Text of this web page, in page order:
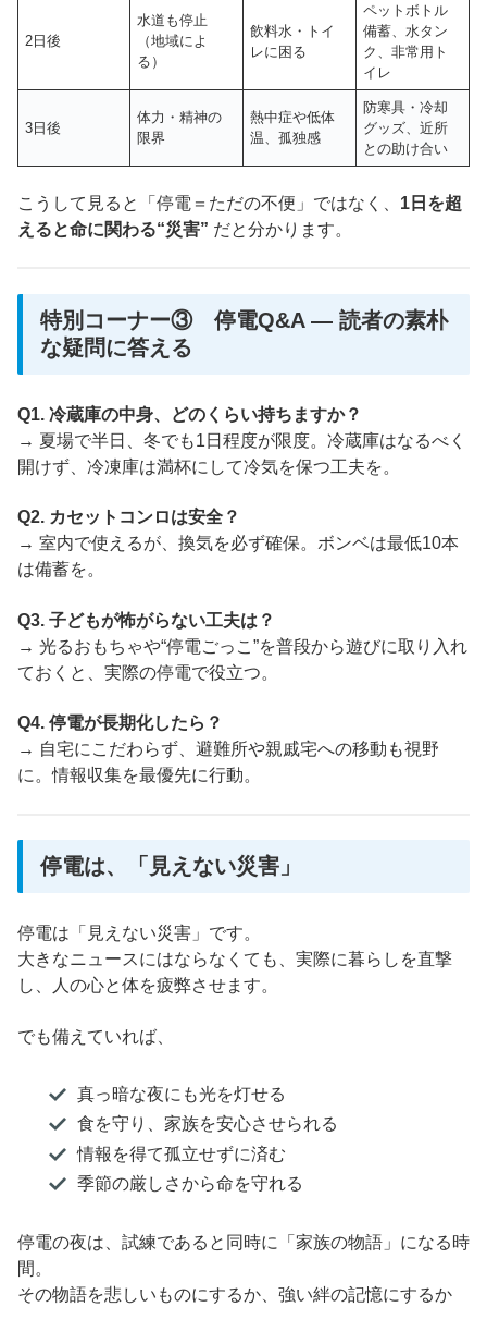
2日後
水道も停止
（地域によ
る）
飲料水・トイ
レに困る
ペットボトル
備蓄、水タン
ク、非常用ト
イレ
3日後
体力・精神の
限界
熱中症や低体
温、孤独感
防寒具・冷却
グッズ、近所
との助け合い
こうして見ると「停電＝ただの不便」ではなく、 1日を超
えると命に関わる“災害” だと分かります。
特別コーナー③ 停電Q&A ― 読者の素朴
な疑問に答える
Q1. 冷蔵庫の中身、どのくらい持ちますか？
→ 夏場で半日、冬でも1日程度が限度。冷蔵庫はなるべく
開けず、冷凍庫は満杯にして冷気を保つ工夫を。
Q2. カセットコンロは安全？
→ 室内で使えるが、換気を必ず確保。ボンベは最低10本
は備蓄を。
Q3. 子どもが怖がらない工夫は？
→ 光るおもちゃや“停電ごっこ”を普段から遊びに取り入れ
ておくと、実際の停電で役立つ。
Q4. 停電が長期化したら？
→ 自宅にこだわらず、避難所や親戚宅への移動も視野
に。情報収集を最優先に行動。
停電は、「見えない災害」
停電は「見えない災害」です。
大きなニュースにはならなくても、実際に暮らしを直撃
し、人の心と体を疲弊させます。
でも備えていれば、
真っ暗な夜にも光を灯せる
食を守り、家族を安心させられる
情報を得て孤立せずに済む
季節の厳しさから命を守れる
停電の夜は、試練であると同時に「家族の物語」になる時
間。
その物語を悲しいものにするか、強い絆の記憶にするか